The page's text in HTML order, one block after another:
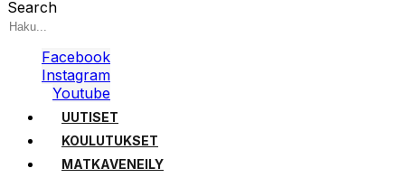
Search
Facebook
Instagram
Youtube
UUTISET
KOULUTUKSET
MATKAVENEILY